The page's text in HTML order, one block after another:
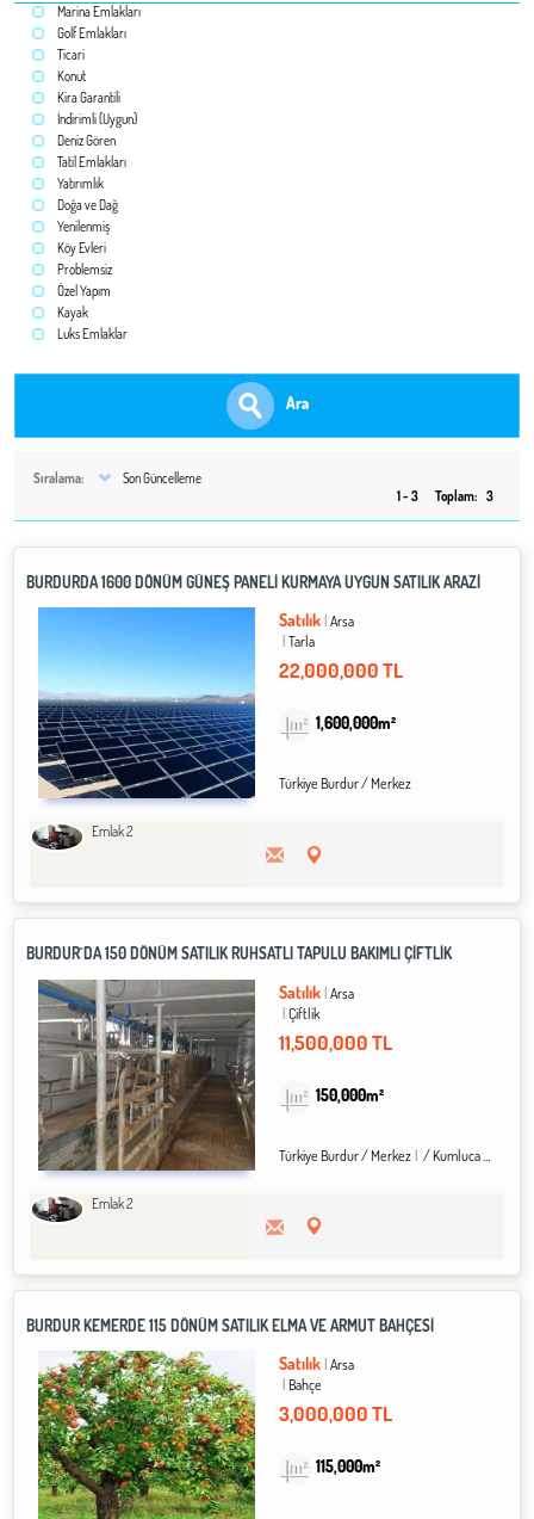
Marina Emlakları
Golf Emlakları
Ticari
Konut
Kira Garantili
İndirimli (Uygun)
Deniz Gören
Tatil Emlakları
Yatırımlık
Doğa ve Dağ
Yenilenmiş
Köy Evleri
Problemsiz
Özel Yapım
Kayak
Luks Emlaklar
Ara
Sıralama:
Son Güncelleme
1 - 3
Toplam: 3
BURDURDA 1600 DÖNÜM GÜNEŞ PANELİ KURMAYA UYGUN SATILIK ARAZİ
Satılık Arsa
Tarla
22,000,000 TL
1,600,000m²
Türkiye Burdur / Merkez
Emlak 2
BURDUR`DA 150 DÖNÜM SATILIK RUHSATLI TAPULU BAKIMLI ÇİFTLİK
Satılık Arsa
Çiftlik
11,500,000 TL
150,000m²
Türkiye Burdur / Merkez / Kumluca Köyü
Emlak 2
BURDUR KEMERDE 115 DÖNÜM SATILIK ELMA VE ARMUT BAHÇESİ
Satılık Arsa
Bahçe
3,000,000 TL
115,000m²